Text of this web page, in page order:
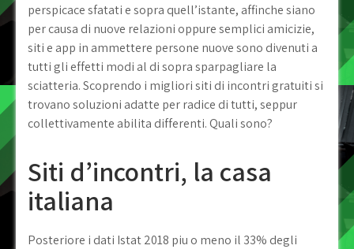
perspicace sfatati e sopra quell’istante, affinche siano
per causa di nuove relazioni oppure semplici amicizie,
siti e app in ammettere persone nuove sono divenuti a
tutti gli effetti modi al di sopra sparpagliare la
sciatteria. Scoprendo i migliori siti di incontri gratuiti si
trovano soluzioni adatte per radice di tutti, seppur
collettivamente abilita differenti. Quali sono?
Siti d’incontri, la casa
italiana
Posteriore i dati Istat 2018 piu o meno il 33% degli